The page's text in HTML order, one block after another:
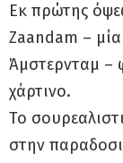
Εκ πρώτης
Zaandam –
Άμστερνταμ –
χάρτινο.
Το
στην